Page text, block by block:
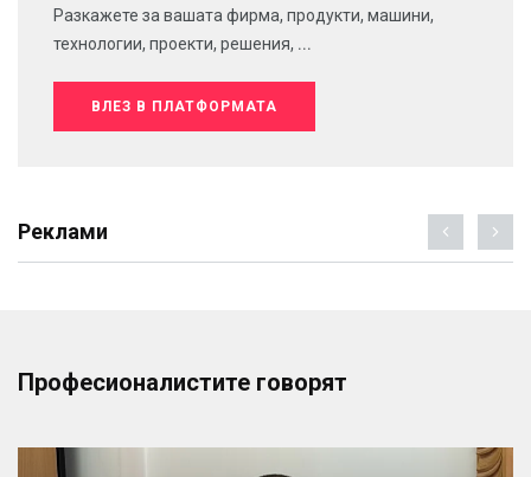
Разкажете за вашата фирма, продукти, машини,
технологии, проекти, решения, ...
ВЛЕЗ В ПЛАТФОРМАТА
Реклами
Професионалистите говорят